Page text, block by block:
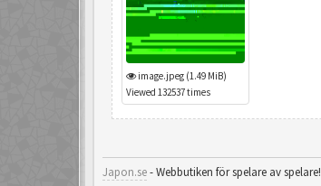
image.jpeg (1.49 MiB)
Viewed 132537 times
Japon.se- Webbutiken för spelare av spelare!